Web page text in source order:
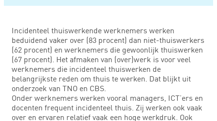
Incidenteel thuiswerkende werknemers werken
beduidend vaker over (83 procent) dan niet-thuiswerkers
(62 procent) en werknemers die gewoonlijk thuiswerken
(67 procent). Het afmaken van (over)werk is voor veel
werknemers die incidenteel thuiswerken de
belangrijkste reden om thuis te werken. Dat blijkt uit
onderzoek van TNO en CBS.
Onder werknemers werken vooral managers, ICT’ers en
docenten frequent incidenteel thuis. Zij werken ook vaak
over en ervaren relatief vaak een hoge werkdruk. Ook